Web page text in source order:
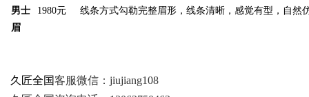
男士
眉
1980元 线条方式勾勒完整眉形，线条清晰，感觉有型，自然
久匠全国客服微信：jiujiang108